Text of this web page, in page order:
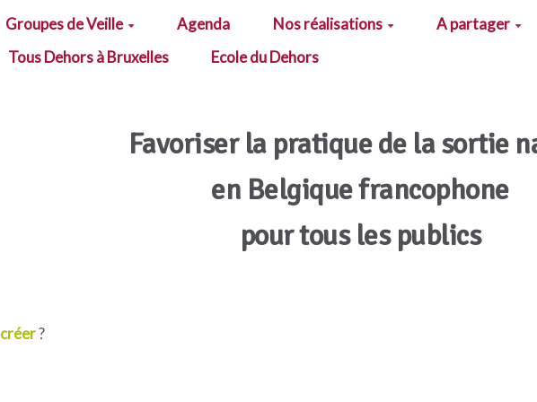
Groupes de Veille Agenda Nos réalisations
A partager
Tous Dehors à Bruxelles
Ecole du Dehors
Favoriser la pratique de la sortie
en Belgique francophone
pour tous les publics
créer?